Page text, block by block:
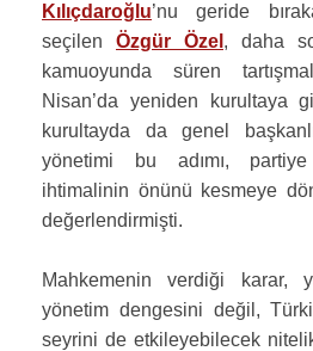
Kılıçdaroğlu’nu geride
seçilen Özgür Özel , daha
kamuoyunda süren
Nisan’da yeniden kurultaya
kurultayda da genel
yönetimi bu adımı,
ihtimalinin önünü kesmeye
değerlendirmişti.
Mahkemenin verdiği karar,
yönetim dengesini değil,
seyrini de etkileyebilecek